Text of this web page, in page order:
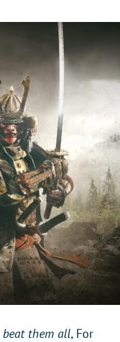
beat them all, For